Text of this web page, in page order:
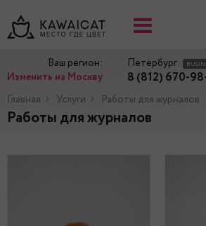
Ваш регион:
Изменить на Москву
Петербург
8 (812) 670-
Главная Услуги Работы для журналов
Работы для журналов